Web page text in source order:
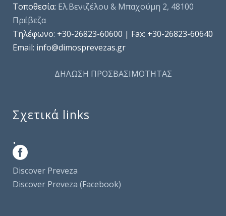
Τοποθεσία: Ελ.Βενιζέλου & Μπαχούμη 2, 48100
Πρέβεζα
Τηλέφωνo: +30-26823-60600 | Fax: +30-26823-60640
Email: info@dimosprevezas.gr
ΔΗΛΩΣΗ ΠΡΟΣΒΑΣΙΜΟΤΗΤΑΣ
Σχετικά links
.
Discover Preveza
Discover Preveza (Facebook)